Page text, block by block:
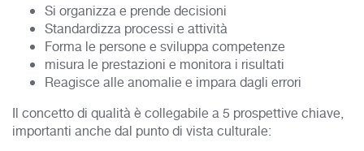
Si organizza e prende decisioni
Standardizza processi e attività
Forma le persone e sviluppa competenze
misura le prestazioni e monitora i risultati
Reagisce alle anomalie e impara dagli errori
Il concetto di qualità è collegabile a 5 prospettive chiave,
importanti anche dal punto di vista culturale: